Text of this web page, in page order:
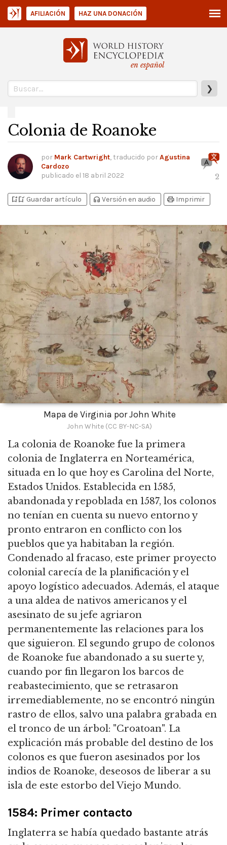
en español
❯
AFILIACIÓN HAZ UNA DONACIÓN
Colonia de Roanoke
por Mark Cartwright, traducido porAgustina
Cardozo
publicado el 18 abril 2022 2
bookmark_addbookmark_added Guardar artículo headphones Versión en audio print Imprimir
Mapa de Virginia por John White
John White (CC BY-NC-SA)
La colonia de Roanoke fue la primera
colonia de Inglaterra en Norteamérica,
situada en lo que hoy es Carolina del Norte,
Estados Unidos. Establecida en 1585,
abandonada y repoblada en 1587, los colonos
no tenían en cuenta su nuevo entorno y
pronto entraron en conflicto con los
pueblos que ya habitaban la región.
Condenado al fracaso, este primer proyecto
colonial carecía de la planificación y el
apoyo logístico adecuados. Además, el ataque
a una aldea de nativos americanos y el
asesinato de su jefe agriaron
permanentemente las relaciones para los
que siguieron. El segundo grupo de colonos
de Roanoke fue abandonado a su suerte y,
cuando por fin llegaron los barcos de
reabastecimiento, que se retrasaron
irremediablemente, no se encontró ningún
rastro de ellos, salvo una palabra grabada en
el tronco de un árbol: "Croatoan". La
explicación más probable del destino de los
colonos es que fueron asesinados por los
indios de Roanoke, deseosos de liberar a su
isla de este estorbo del Viejo Mundo.
1584: Primer contacto
Inglaterra se había quedado bastante atrás